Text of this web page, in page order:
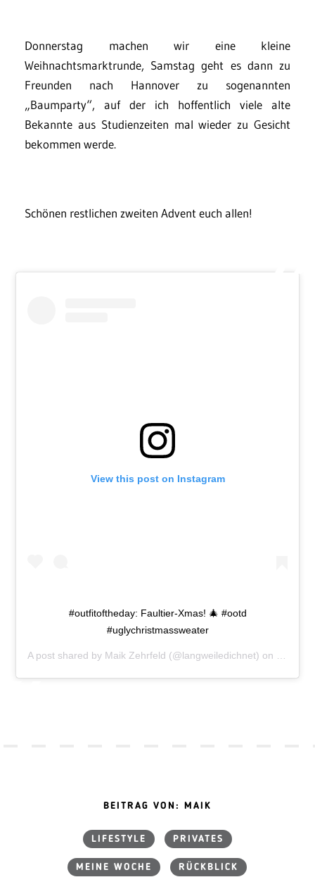
Donnerstag machen wir eine kleine
Weihnachtsmarktrunde, Samstag geht es dann zu
Freunden nach Hannover zu sogenannten
„Baumparty“, auf der ich hoffentlich viele alte
Bekannte aus Studienzeiten mal wieder zu Gesicht
bekommen werde.
Schönen restlichen zweiten Advent euch allen!
View this post on Instagram
#outfitoftheday: Faultier-Xmas! 🎄 #ootd
#uglychristmassweater
A post shared by Maik Zehrfeld (@langweiledichnet) on
BEITRAG VON: MAIK
LIFESTYLE PRIVATES
MEINE WOCHE RÜCKBLICK